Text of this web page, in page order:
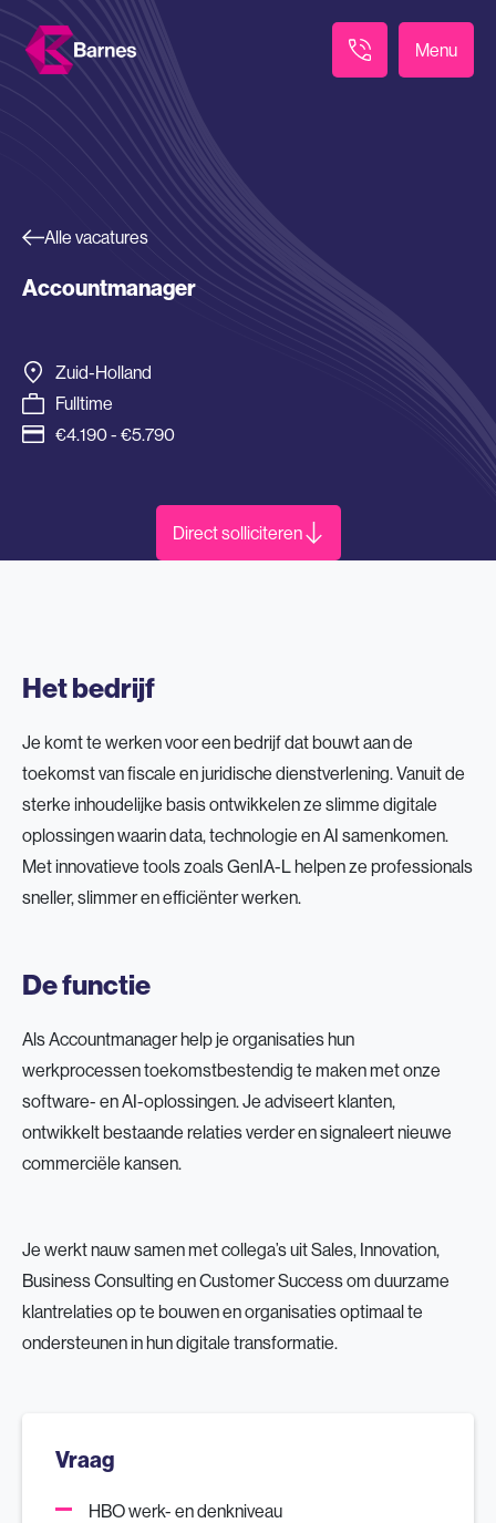
Menu
Alle vacatures
Accountmanager
Zuid-Holland
Fulltime
€4.190 - €5.790
Direct solliciteren
Het bedrijf
Je komt te werken voor een bedrijf dat bouwt aan de
toekomst van fiscale en juridische dienstverlening. Vanuit de
sterke inhoudelijke basis ontwikkelen ze slimme digitale
oplossingen waarin data, technologie en AI samenkomen.
Met innovatieve tools zoals GenIA-L helpen ze professionals
sneller, slimmer en efficiënter werken.
De functie
Als Accountmanager help je organisaties hun
werkprocessen toekomstbestendig te maken met onze
software- en AI-oplossingen. Je adviseert klanten,
ontwikkelt bestaande relaties verder en signaleert nieuwe
commerciële kansen.
Je werkt nauw samen met collega’s uit Sales, Innovation,
Business Consulting en Customer Success om duurzame
klantrelaties op te bouwen en organisaties optimaal te
ondersteunen in hun digitale transformatie.
Vraag
HBO werk- en denkniveau